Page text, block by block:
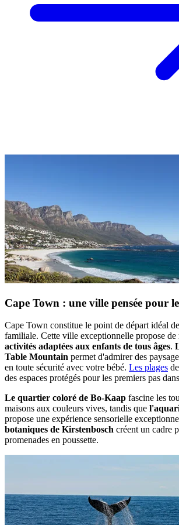
Cape Town : une ville pensée pour
Cape Town constitue le point de départ idéal
familiale. Cette ville exceptionnelle propose de
activités adaptées aux enfants de tous âges.
Table Mountain permet d'admirer des
en toute sécurité avec votre bébé. Les plages
des espaces protégés pour les premiers pas
Le quartier coloré de Bo-Kaap fascine les
maisons aux couleurs vives, tandis que
propose une expérience sensorielle
botaniques de Kirstenbosch créent un cadre
promenades en poussette.